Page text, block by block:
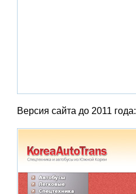
Версия сайта до 2011 года: